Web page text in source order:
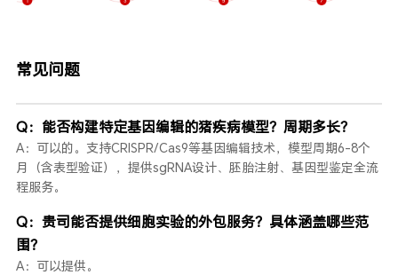
常见问题
Q：能否构建特定基因编辑的猪疾病模型？周期多长？
A：可以的。支持CRISPR/Cas9等基因编辑技术，模型周期6-8个
月（含表型验证），提供sgRNA设计、胚胎注射、基因型鉴定全流
程服务。
Q：贵司能否提供细胞实验的外包服务？具体涵盖哪些范
围？
A：可以提供。